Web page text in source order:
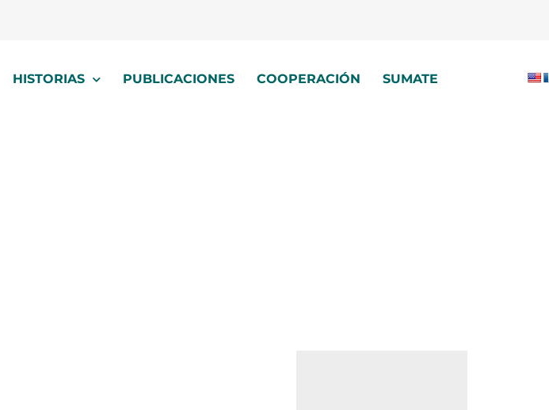
HISTORIAS PUBLICACIONES COOPERACIÓN SUMATE